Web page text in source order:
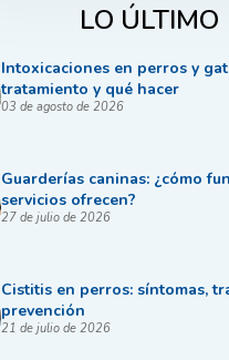
LO ÚLTIMO
Intoxicaciones en perros y
tratamiento y qué hacer
03 de agosto de 2026
Guarderías caninas: ¿cómo
servicios ofrecen?
27 de julio de 2026
Cistitis en perros: síntomas,
prevención
21 de julio de 2026